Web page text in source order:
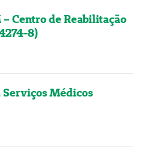
Centro de Reabilitação
8)
Médicos